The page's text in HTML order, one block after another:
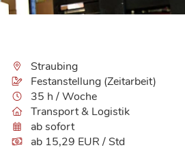
Straubing
Festanstellung (Zeitarbeit)
35 h / Woche
Transport & Logistik
ab sofort
ab 15,29 EUR / Std